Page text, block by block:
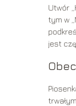
Utwór
tym w
jest